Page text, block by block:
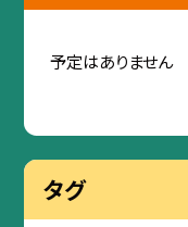
予定はありません
タグ